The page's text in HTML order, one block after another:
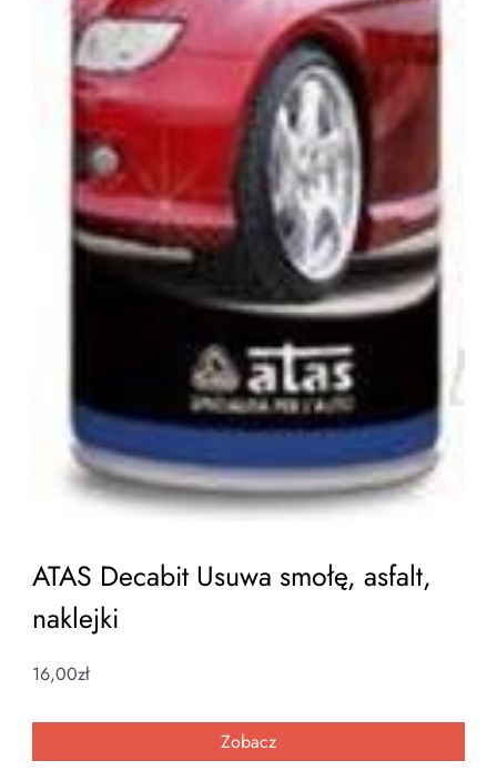
ATAS Decabit Usuwa smołę, asfalt,
naklejki
16,00zł
Zobacz